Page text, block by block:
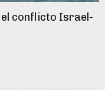
el conflicto Israel-